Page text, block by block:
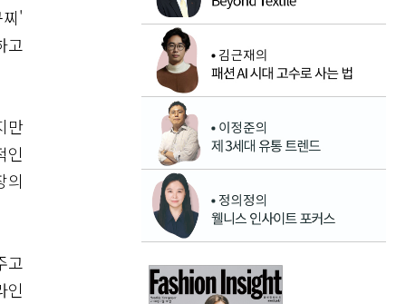
'
고
만
인
의
고
인